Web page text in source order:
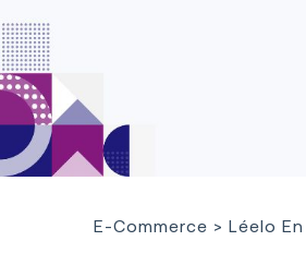
E-Commerce > Léelo